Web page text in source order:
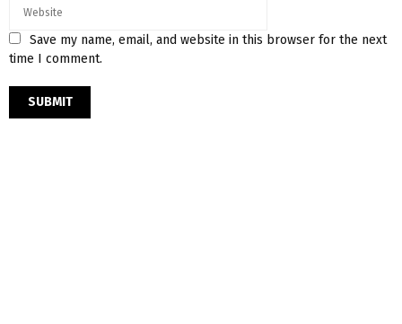
Save my name, email, and website in this browser for the next
time I comment.